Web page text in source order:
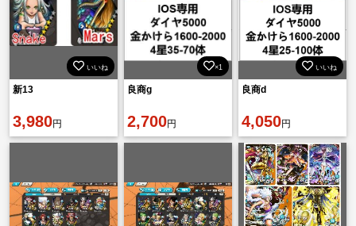
いいね
新13
3,980円
×1
良商g
2,700円
いいね
良商d
4,050円